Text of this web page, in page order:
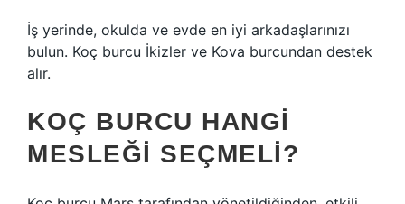
İş yerinde, okulda ve evde en iyi arkadaşlarınızı
bulun. Koç burcu İkizler ve Kova burcundan destek
alır.
KOÇ BURCU HANGI
MESLEĞI SEÇMELI?